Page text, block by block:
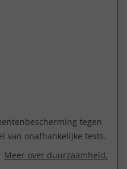
tegen
van onafhankelijke tests.
Meer over duurzaamheid.